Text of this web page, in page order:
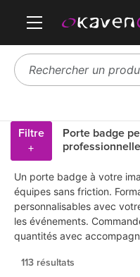
Filtre
+
Porte badge
professionnelle
Un porte badge à votre
équipes sans friction.
personnalisables avec
les événements.
quantités avec
113 résultats